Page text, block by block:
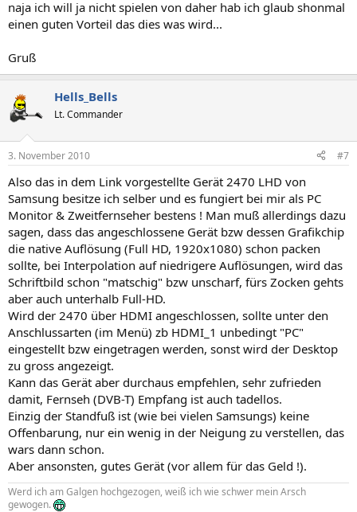
naja ich will ja nicht spielen von daher hab ich glaub shonmal
einen guten Vorteil das dies was wird...
Gruß
Hells_Bells
Lt. Commander
3. November 2010 #7
Also das in dem Link vorgestellte Gerät 2470 LHD von
Samsung besitze ich selber und es fungiert bei mir als PC
Monitor & Zweitfernseher bestens ! Man muß allerdings dazu
sagen, dass das angeschlossene Gerät bzw dessen Grafikchip
die native Auflösung (Full HD, 1920x1080) schon packen
sollte, bei Interpolation auf niedrigere Auflösungen, wird das
Schriftbild schon "matschig" bzw unscharf, fürs Zocken gehts
aber auch unterhalb Full-HD.
Wird der 2470 über HDMI angeschlossen, sollte unter den
Anschlussarten (im Menü) zb HDMI_1 unbedingt "PC"
eingestellt bzw eingetragen werden, sonst wird der Desktop
zu gross angezeigt.
Kann das Gerät aber durchaus empfehlen, sehr zufrieden
damit, Fernseh (DVB-T) Empfang ist auch tadellos.
Einzig der Standfuß ist (wie bei vielen Samsungs) keine
Offenbarung, nur ein wenig in der Neigung zu verstellen, das
wars dann schon.
Aber ansonsten, gutes Gerät (vor allem für das Geld !).
Werd ich am Galgen hochgezogen, weiß ich wie schwer mein Arsch
gewogen.